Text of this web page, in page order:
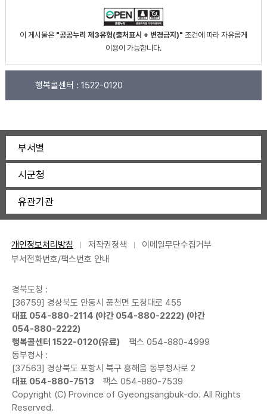
이 게시물은 "공공누리 제3유형(출처표시 + 변경금지)" 조건에 따라 자유롭게
이용이 가능합니다.
행복콜센터 : 1522-0120
부서별
시군청
유관기관
개인정보처리방침 저작권정책
이메일무단수집거부
부서전화번호/팩스번호 안내
경북도청 :
[36759] 경상북도 안동시 풍천면 도청대로 455
대표 054-880-2114 (야간 054-880-2222) (야간
054-880-2222)
행복콜센터 1522-0120(유료)
팩스 054-880-4999
동부청사 :
[37563] 경상북도 포항시 북구 흥해읍 동부청사로 2
대표 054-880-7513
팩스 054-880-7539
Copyright (C) Province of Gyeongsangbuk-do. All Rights
Reserved.